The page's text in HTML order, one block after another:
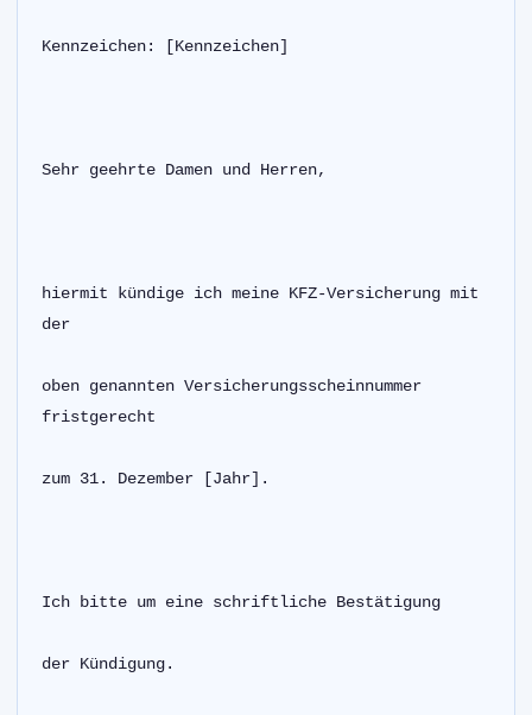
Kennzeichen: [Kennzeichen]
Sehr geehrte Damen und Herren,
hiermit kündige ich meine KFZ-Versicherung mit
der
oben genannten Versicherungsscheinnummer
fristgerecht
zum 31. Dezember [Jahr].
Ich bitte um eine schriftliche Bestätigung
der Kündigung.